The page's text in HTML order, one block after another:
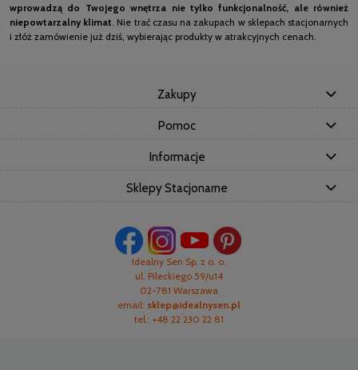
wprowadzą do Twojego wnętrza nie tylko funkcjonalność, ale również
niepowtarzalny klimat . Nie trać czasu na zakupach w sklepach stacjonarnych
i złóż zamówienie już dziś, wybierając produkty w atrakcyjnych cenach.
Zakupy
Pomoc
Informacje
Sklepy Stacjonarne
Idealny Sen Sp. z o. o.
ul. Pileckiego 59/u14
02-781 Warszawa
email: sklep@idealnysen.pl
tel.: +48 22 230 22 81